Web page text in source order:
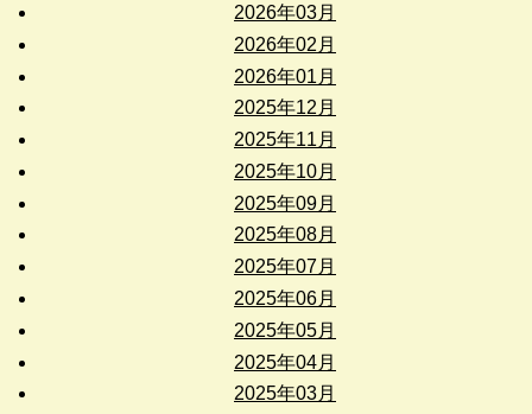
2026年03月
2026年02月
2026年01月
2025年12月
2025年11月
2025年10月
2025年09月
2025年08月
2025年07月
2025年06月
2025年05月
2025年04月
2025年03月